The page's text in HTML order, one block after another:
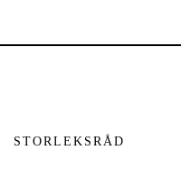
STORLEKSRÅD